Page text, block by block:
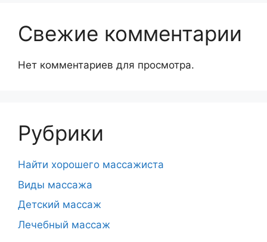
Свежие комментарии
Нет комментариев для просмотра.
Рубрики
Hайти хорошего массажиста
Виды массажа
Детский массаж
Лечебный массаж